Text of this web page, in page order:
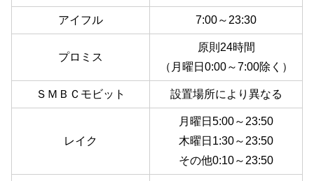
アイフル 7:00～23:30
プロミス
原則24時間
（月曜日0:00～7:00除く）
ＳＭＢＣモビット 設置場所により異なる
レイク
月曜日5:00～23:50
木曜日1:30～23:50
その他0:10～23:50